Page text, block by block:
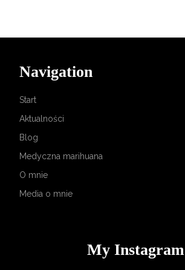
Navigation
Start
Aktualności
Blog
Medyczna marihuana
O mnie
Media o mnie
My Instagram